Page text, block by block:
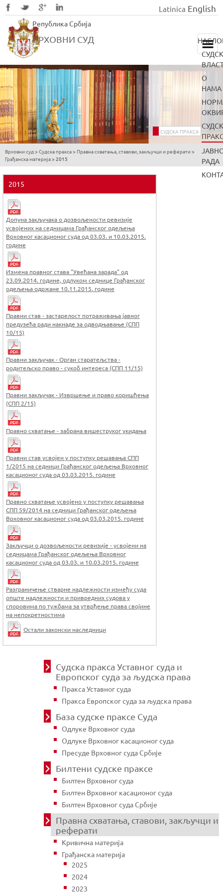
to
main
Република Србија
ВРХОВНИ СУД
Latinica English
О
НАМА
РАДА
СУДСКА ПРАКСА
You
here
Врховни суд > Судска пракса> Правна схватања, ставови, закључци и реферати >
Грађанска материја> 2015
2015
Допуна закључака о дозвољености ревизије
усвојених на седницама Грађанског одељења
Врховног касационог суда од 03.03. и 10.03.2015.
године
Измена правног става "Увећана зарада" од
23.09.2014. године, одлуком седнице Грађанског
одељења одржане 10.11.2015. године
Правни став - застарелост потраживања јавног
предузећа ради накнаде за одводњавање (СПП
10/15)
Правни закључак - Орган старатељства -
родитељско право - сукоб интереса (СПП 11/15)
Правни закључак - Извршење и право коришћења
(СПП 2/15)
Правно схватање - забрана вишеструког укидања
Правни став усвојен у поступку решавања СПП
1/2015 на седници Грађанског одељења Врховног
касационог суда од 03.03.2015. године
Правно схватање усвојено у поступку решавања
СПП 59/2014 на седници Грађанског одељења
Врховног касационог суда од 03.03.2015. године
Закључци о дозвољености ревизије - усвојени на
седницама Грађанског одељења Врховног
касационог суда од 03.03. и 10.03.2015. године
Разграничење стварне надлежности између суда
опште надлежности и привредних судова у
споровима по тужбама за утврђење права својине
на непокретностима
Остали законски наследници
Судска пракса Уставног суда и
Европског суда за људска права
Пракса Уставног суда
Пракса Европског суда за људска права
База судске праксе Суда
Одлуке Врховног суда
Одлуке Врховног касационог суда
Пресуде Врховног суда Србије
Билтени судске праксе
Билтен Врховног суда
Билтен Врховног касационог суда
Билтен Врховног суда Србије
Правна схватања, ставови, закључци и
реферати
Кривична материја
Грађанска материја
2025
2024
2023